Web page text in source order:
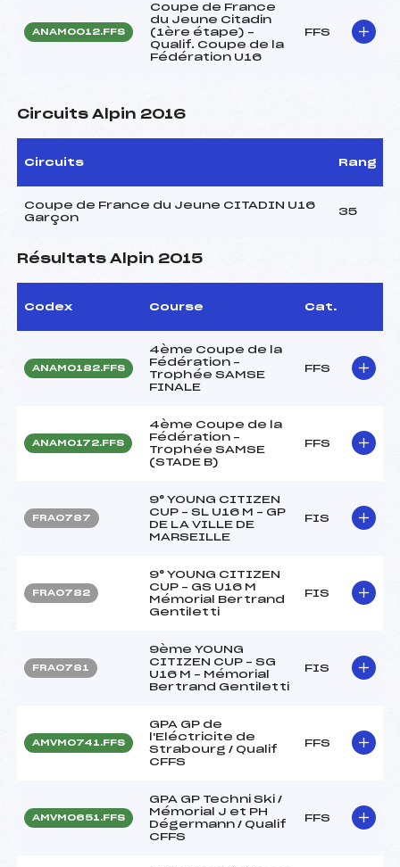
ANAM0012.FFS
Coupe de France
du Jeune Citadin
(1ère étape) –
Qualif. Coupe de la
Fédération U16
FFS
Circuits Alpin 2016
Circuits Rang
Coupe de France du Jeune CITADIN U16
Garçon
35
Résultats Alpin 2015
Codex Course Cat.
ANAM0182.FFS
4ème Coupe de la
Fédération –
Trophée SAMSE
FINALE
FFS
ANAM0172.FFS
4ème Coupe de la
Fédération –
Trophée SAMSE
(STADE B)
FFS
FRA0787
9° YOUNG CITIZEN
CUP – SL U16 M – GP
DE LA VILLE DE
MARSEILLE
FIS
FRA0782
9° YOUNG CITIZEN
CUP – GS U16 M
Mémorial Bertrand
Gentiletti
FIS
FRA0781
9ème YOUNG
CITIZEN CUP – SG
U16 M – Mémorial
Bertrand Gentiletti
FIS
AMVM0741.FFS
GPA GP de
l'Eléctricite de
Strabourg / Qualif
CFFS
FFS
AMVM0651.FFS
GPA GP Techni Ski /
Mémorial J et PH
Dégermann / Qualif
CFFS
FFS